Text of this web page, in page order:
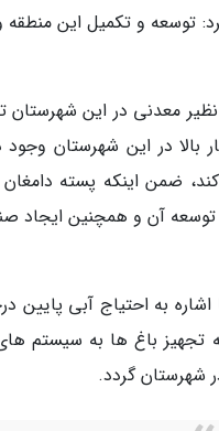
توسعه و تکمیل این منطقه
معدنی در این شهرستان
در این شهرستان وجود
ضمن اینکه پسته
آن و همچنین ایجاد
به احتیاج آبی پایین
باغ ها به سیستم
شهرستان گردد.